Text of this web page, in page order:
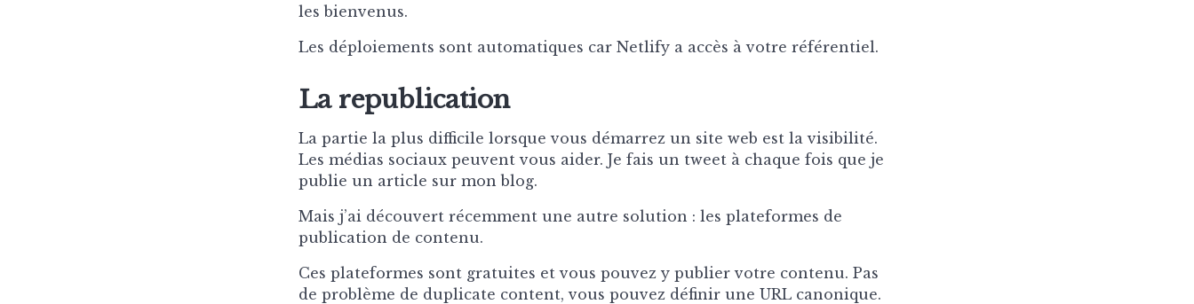
les bienvenus.
Les déploiements sont automatiques car Netlify a accès à votre référentiel.
La republication
La partie la plus difficile lorsque vous démarrez un site web est la visibilité.
Les médias sociaux peuvent vous aider. Je fais un tweet à chaque fois que je
publie un article sur mon blog.
Mais j’ai découvert récemment une autre solution : les plateformes de
publication de contenu.
Ces plateformes sont gratuites et vous pouvez y publier votre contenu. Pas
de problème de duplicate content, vous pouvez définir une URL canonique.